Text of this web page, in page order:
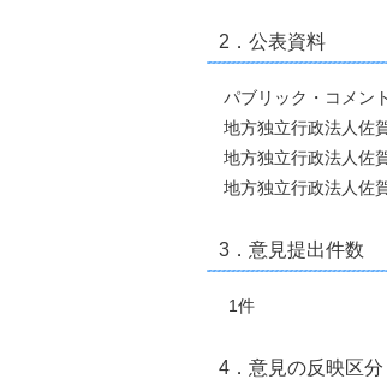
2．公表資料
パブリック・コメン
地方独立行政法人佐
地方独立行政法人佐
地方独立行政法人佐
3．意見提出件数
1件
4．意見の反映区分